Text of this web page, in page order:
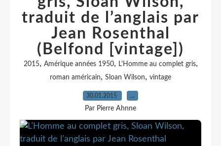
traduit de l’anglais par
Jean Rosenthal
(Belfond [vintage])
2015, Amérique années 1950, L'Homme au complet gris,
roman américain, Sloan Wilson, vintage
30.01.2015 …
Par Pierre Ahnne